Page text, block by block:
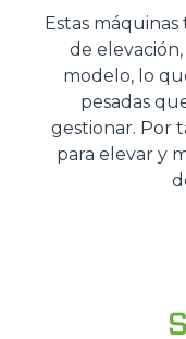
Estas
de
modelo, lo
pesadas
gestionar. Por
para elevar y